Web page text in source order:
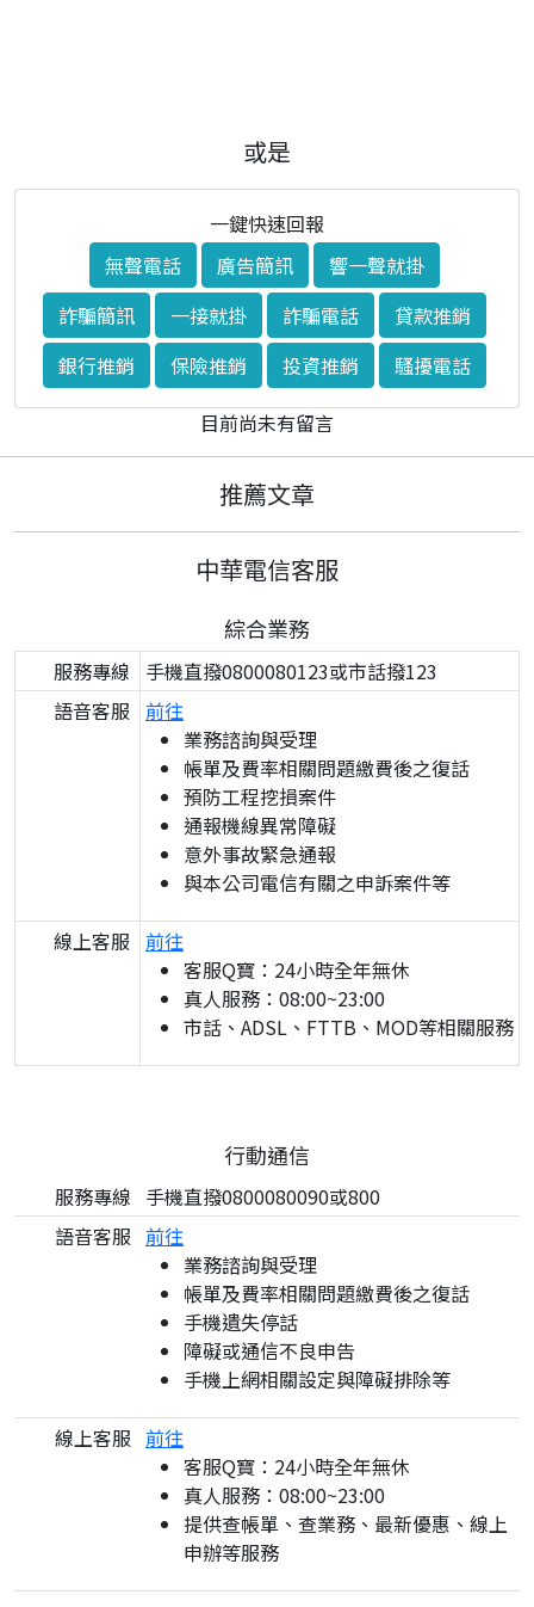
或是
一鍵快速回報
無聲電話
廣告簡訊
響一聲就掛
詐騙簡訊
一接就掛 詐騙電話
貸款推銷
銀行推銷
保險推銷 投資推銷
騷擾電話
目前尚未有留言
推薦文章
中華電信客服
綜合業務
服務專線
手機直撥0800080123或市話撥123
語音客服 前往
業務諮詢與受理
帳單及費率相關問題繳費後之復話
預防工程挖損案件
通報機線異常障礙
意外事故緊急通報
與本公司電信有關之申訴案件等
線上客服 前往
客服Q寶：24小時全年無休
真人服務：08:00~23:00
市話、ADSL、FTTB、MOD等相關服務
行動通信
服務專線 手機直撥0800080090或800
語音客服 前往
業務諮詢與受理
帳單及費率相關問題繳費後之復話
手機遺失停話
障礙或通信不良申告
手機上網相關設定與障礙排除等
線上客服 前往
客服Q寶：24小時全年無休
真人服務：08:00~23:00
提供查帳單、查業務、最新優惠、線上
申辦等服務